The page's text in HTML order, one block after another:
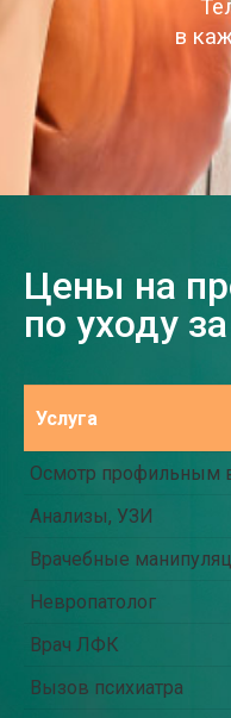
в
Цены на
по уходу
Услуга
Осмотр профильным
Анализы, УЗИ
Врачебные
Невропатолог
Врач ЛФК
Вызов психиатра